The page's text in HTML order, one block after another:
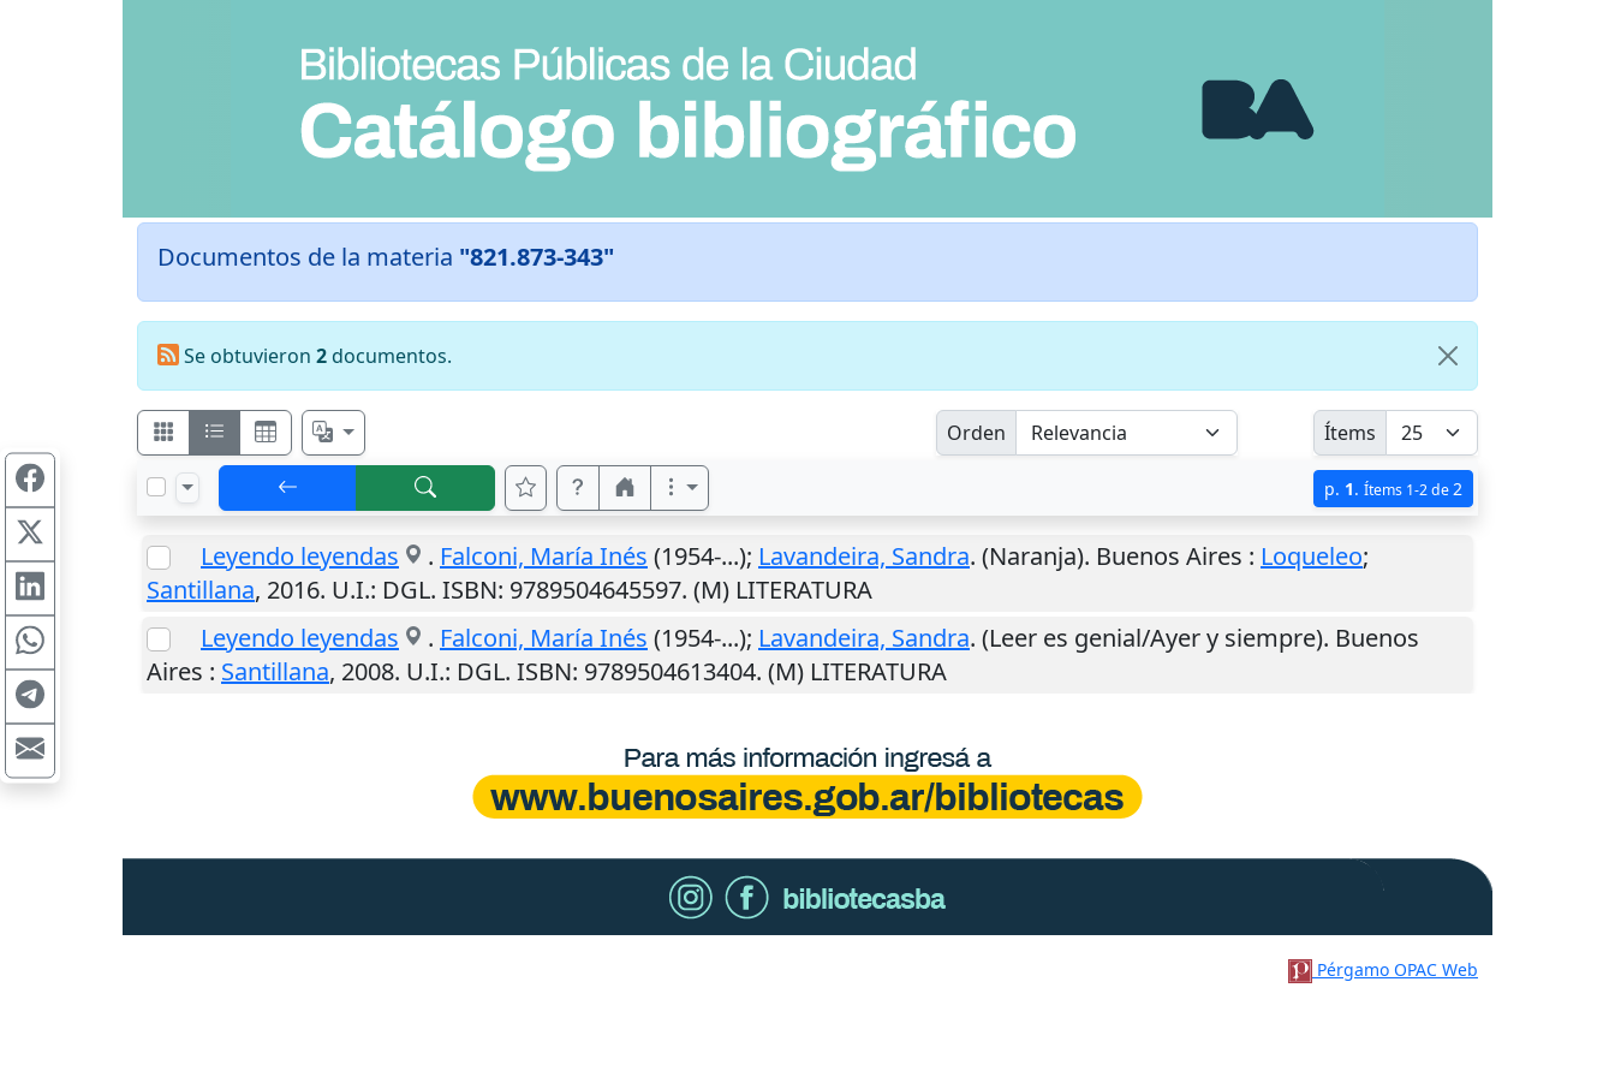
Documentos de la materia "821.873-343"
Se obtuvieron 2documentos.
Orden Ítems
p. 1. Ítems 1-2 de 2
Leyendo leyendas . Falconi, María Inés (1954-...); Lavandeira, Sandra. (Naranja). Buenos Aires : Loqueleo;
Santillana, 2016. U.I.: DGL. ISBN: 9789504645597. (M) LITERATURA
Leyendo leyendas
. Falconi, María Inés (1954-...); Lavandeira, Sandra. (Leer es genial/Ayer y siempre). Buenos
Aires : Santillana, 2008. U.I.: DGL. ISBN: 9789504613404. (M) LITERATURA
Pérgamo OPAC Web